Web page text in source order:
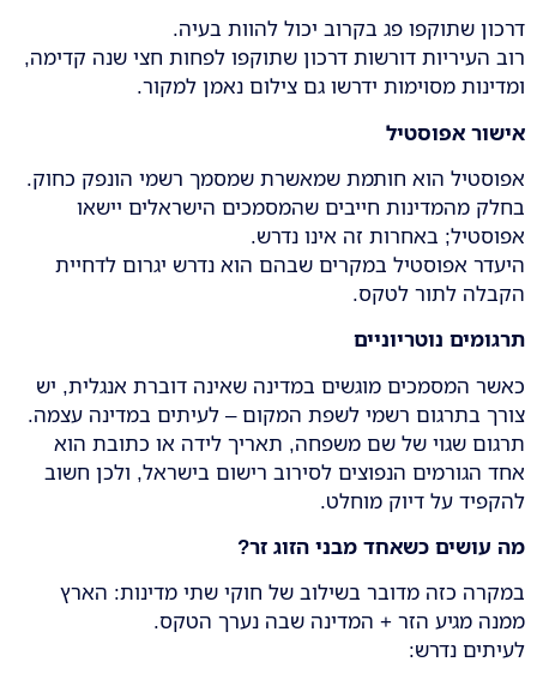
דרכון שתוקפו פג בקרוב יכול להוות בעיה.
רוב העיריות דורשות דרכון שתוקפו לפחות חצי שנה קדימה,
ומדינות מסוימות ידרשו גם צילום נאמן למקור.
אישור אפוסטיל
אפוסטיל הוא חותמת שמאשרת שמסמך רשמי הונפק כחוק.
בחלק מהמדינות חייבים שהמסמכים הישראלים יישאו
אפוסטיל; באחרות זה אינו נדרש.
היעדר אפוסטיל במקרים שבהם הוא נדרש יגרום לדחיית
הקבלה לתור לטקס.
תרגומים נוטריוניים
כאשר המסמכים מוגשים במדינה שאינה דוברת אנגלית, יש
צורך בתרגום רשמי לשפת המקום – לעיתים במדינה עצמה.
תרגום שגוי של שם משפחה, תאריך לידה או כתובת הוא
אחד הגורמים הנפוצים לסירוב רישום בישראל, ולכן חשוב
להקפיד על דיוק מוחלט.
מה עושים כשאחד מבני הזוג זר?
במקרה כזה מדובר בשילוב של חוקי שתי מדינות: הארץ
ממנה מגיע הזר + המדינה שבה נערך הטקס.
לעיתים נדרש: